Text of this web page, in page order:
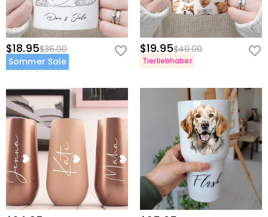
$18.95$36.00
Sommer Sale
$19.95$40.00
Tierliebhaber